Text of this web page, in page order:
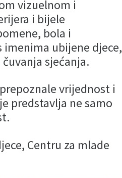
vizuelnom i
i bijele
bola i
ubijene djece,
sjećanja.
vrijednost i
predstavlja ne samo
Centru za mlade